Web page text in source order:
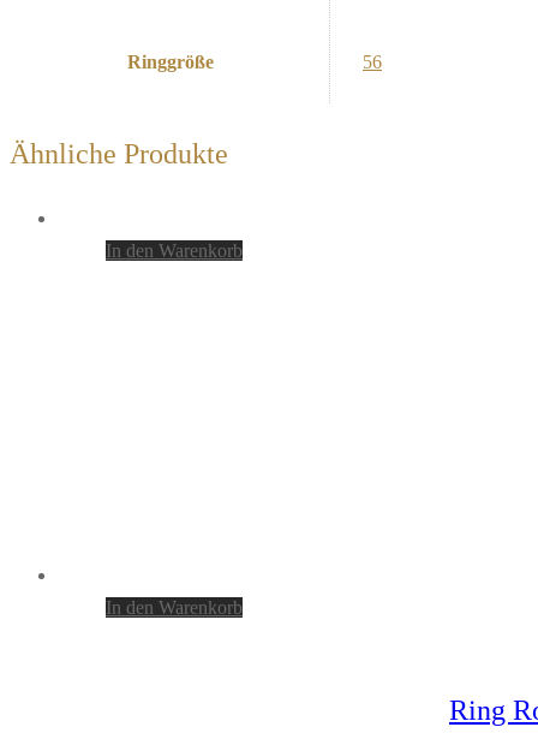
Ringgröße 56
Ähnliche Produkte
In den Warenkorb
In den Warenkorb
Ring